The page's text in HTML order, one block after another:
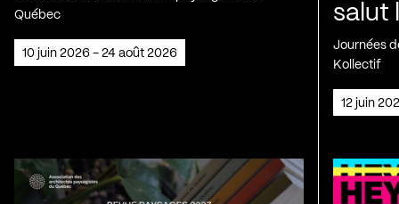
Québec
10 juin 2026 - 24 août 2026
salut
Journées
Kollectif
12 juin